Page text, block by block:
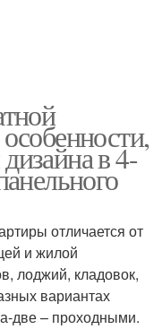
в 4-
отличается от
и жилой
лоджий, кладовок,
вариантах
две – проходными.